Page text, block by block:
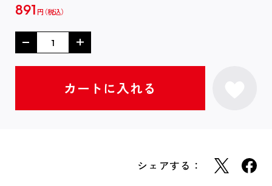
891 円
シェアする：